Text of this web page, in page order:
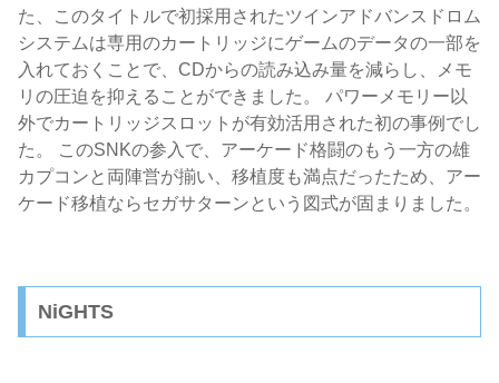
た、このタイトルで初採用されたツインアドバンスドロム
システムは専用のカートリッジにゲームのデータの一部を
入れておくことで、CDからの読み込み量を減らし、メモ
リの圧迫を抑えることができました。 パワーメモリー以
外でカートリッジスロットが有効活用された初の事例でし
た。 このSNKの参入で、アーケード格闘のもう一方の雄
カプコンと両陣営が揃い、移植度も満点だったため、アー
ケード移植ならセガサターンという図式が固まりました。
NiGHTS